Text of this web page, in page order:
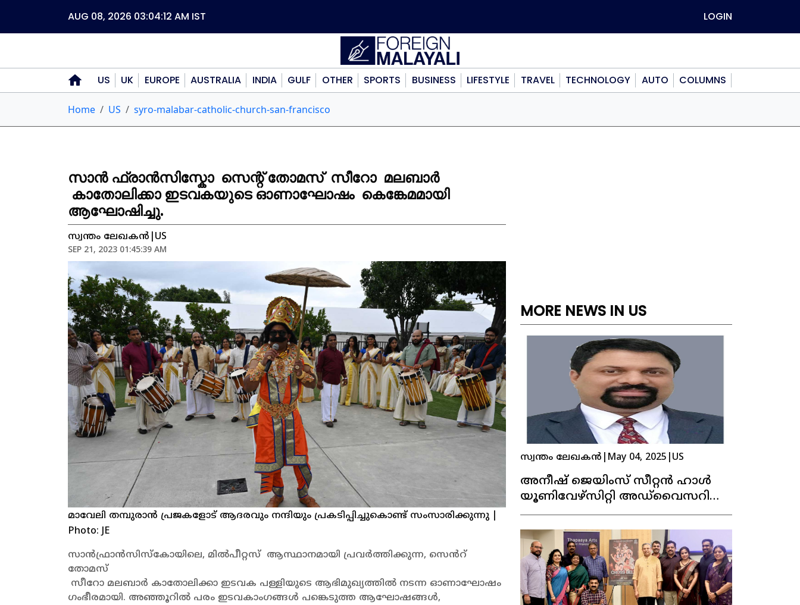
AUG 08, 2026 03:04:14 AM IST LOGIN
US UK EUROPE AUSTRALIA INDIA GULF OTHER SPORTS BUSINESS LIFESTYLE TRAVEL TECHNOLOGY AUTO COLUMNS
Home US syro-malabar-catholic-church-san-francisco
സാൻ ഫ്രാൻസിസ്കോ സെന്റ് തോമസ് സീറോ മലബാർ
കാതോലിക്കാ ഇടവകയുടെ ഓണാഘോഷം കെങ്കേമമായി
ആഘോഷിച്ചു.
സ്വന്തം ലേഖകൻ|US
SEP 21, 2023 01:45:39 AM
മാവേലി തമ്പുരാൻ പ്രജകളോട് ആദരവും നന്ദിയും പ്രകടിപ്പിച്ചുകൊണ്ട് സംസാരിക്കുന്നു
Photo: JE
സാൻഫ്രാൻസിസ്കോയിലെ, മിൽപീറ്റസ് ആസ്ഥാനമായി പ്രവർത്തിക്കുന്ന, സെൻറ്
തോമസ്
സീറോ മലബാർ കാതോലിക്കാ ഇടവക പള്ളിയുടെ ആഭിമുഖ്യത്തിൽ നടന്ന ഓണാഘോഷം
ഗംഭീരമായി. അഞ്ഞൂറിൽ പരം ഇടവകാംഗങ്ങൾ പങ്കെടുത്ത ആഘോഷങ്ങൾ,
MORE NEWS IN US
സ്വന്തം ലേഖകൻ May 04, 2025 US
അനീഷ് ജെയിംസ് സീറ്റൻ ഹാൾ
യൂണിവേഴ്‌സിറ്റി അഡ്‌വൈസറി
കൗൺസിലിലേക്ക്
തിരഞ്ഞെടുക്കപ്പെട്ടു